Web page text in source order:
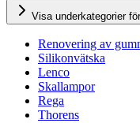
Visa underkategorier
Renovering av
Silikonvätska
Lenco
Skallampor
Rega
Thorens